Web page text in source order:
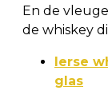
En de
de whiskey
Ierse
glas